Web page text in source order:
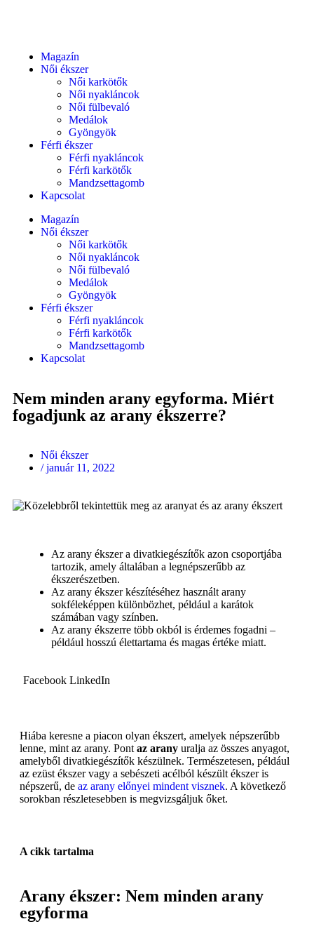
Magazín
Női ékszer
Női karkötők
Női nyakláncok
Női fülbevaló
Medálok
Gyöngyök
Férfi ékszer
Férfi nyakláncok
Férfi karkötők
Mandzsettagomb
Kapcsolat
Magazín
Női ékszer
Női karkötők
Női nyakláncok
Női fülbevaló
Medálok
Gyöngyök
Férfi ékszer
Férfi nyakláncok
Férfi karkötők
Mandzsettagomb
Kapcsolat
Nem minden arany egyforma. Miért
fogadjunk az arany ékszerre?
Női ékszer
/ január 11, 2022
Az arany ékszer a divatkiegészítők azon csoportjába
tartozik, amely általában a legnépszerűbb az
ékszerészetben.
Az arany ékszer készítéséhez használt arany
sokféleképpen különbözhet, például a karátok
számában vagy színben.
Az arany ékszerre több okból is érdemes fogadni –
például hosszú élettartama és magas értéke miatt.
Facebook LinkedIn
Hiába keresne a piacon olyan ékszert, amelyek népszerűbb
lenne, mint az arany. Pont az arany uralja az összes anyagot,
amelyből divatkiegészítők készülnek. Természetesen, például
az ezüst ékszer vagy a sebészeti acélból készült ékszer is
népszerű, de az arany előnyei mindent visznek. A következő
sorokban részletesebben is megvizsgáljuk őket.
A cikk tartalma
Arany ékszer: Nem minden arany
egyforma